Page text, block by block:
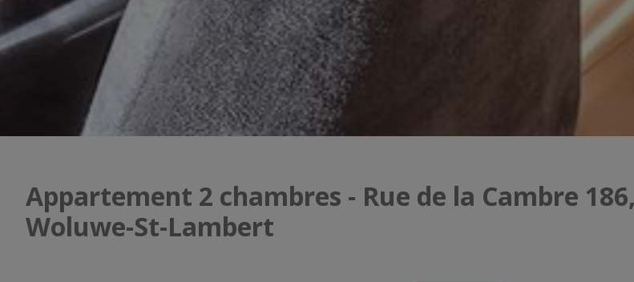
Appartement 2 chambres - Rue de la Cambre
Woluwe-St-Lambert